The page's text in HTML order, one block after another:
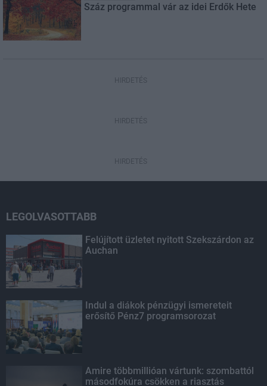
Száz programmal vár az idei Erdők Hete
HIRDETÉS
HIRDETÉS
HIRDETÉS
LEGOLVASOTTABB
Felújított üzletet nyitott Szekszárdon az
Auchan
Indul a diákok pénzügyi ismereteit
erősítő Pénz7 programsorozat
Amire többmillióan vártunk: szombattól
másodfokúra csökken a riasztás